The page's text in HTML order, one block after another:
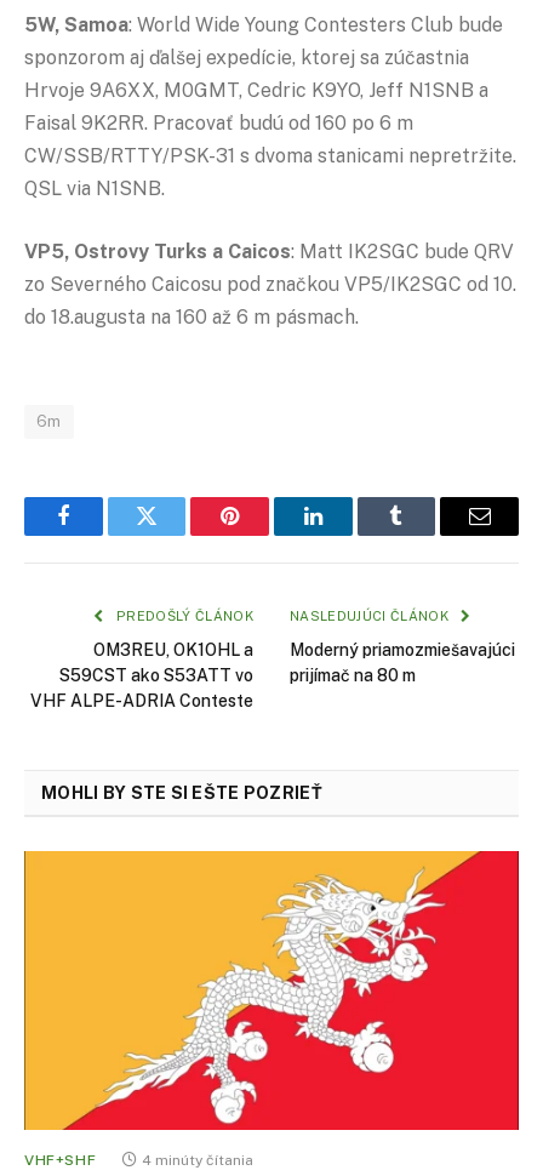
5W, Samoa: World Wide Young Contesters Club bude
sponzorom aj ďalšej expedície, ktorej sa zúčastnia
Hrvoje 9A6XX, M0GMT, Cedric K9YO, Jeff N1SNB a
Faisal 9K2RR. Pracovať budú od 160 po 6 m
CW/SSB/RTTY/PSK-31 s dvoma stanicami nepretržite.
QSL via N1SNB.
VP5, Ostrovy Turks a Caicos: Matt IK2SGC bude QRV
zo Severného Caicosu pod značkou VP5/IK2SGC od 10.
do 18.augusta na 160 až 6 m pásmach.
6m
FacebookTwitter Pinterest LinkedInTumblr Email
PREDOŠLÝ ČLÁNOK
OM3REU, OK1OHL a
S59CST ako S53ATT vo
VHF ALPE-ADRIA Conteste
NASLEDUJÚCI ČLÁNOK
Moderný priamozmiešavajúci
prijímač na 80 m
MOHLI BY STE SI EŠTE POZRIEŤ
VHF+SHF 4 minúty čítania